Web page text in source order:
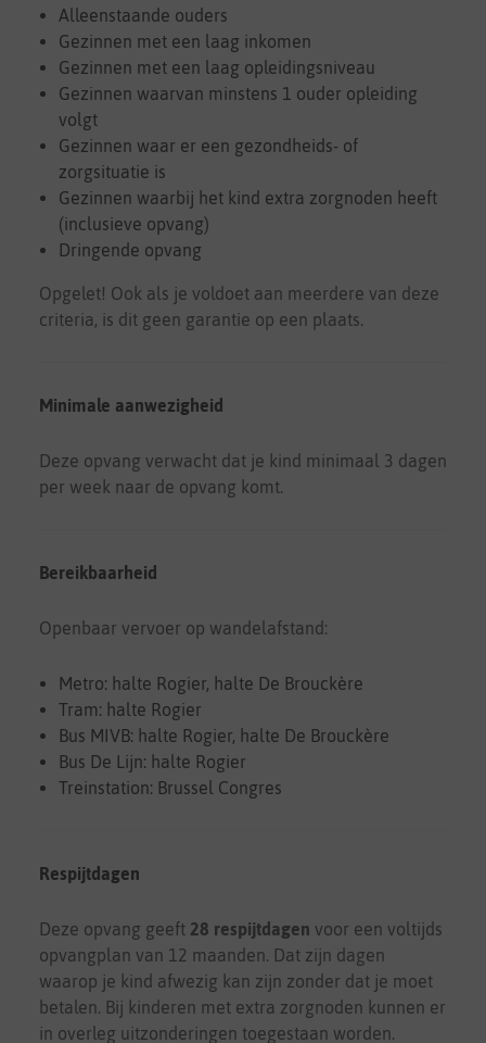
Alleenstaande ouders
Gezinnen met een laag inkomen
Gezinnen met een laag opleidingsniveau
Gezinnen waarvan minstens 1 ouder opleiding
volgt
Gezinnen waar er een gezondheids- of
zorgsituatie is
Gezinnen waarbij het kind extra zorgnoden heeft
(inclusieve opvang)
Dringende opvang
Opgelet! Ook als je voldoet aan meerdere van deze
criteria, is dit geen garantie op een plaats.
Minimale aanwezigheid
Deze opvang verwacht dat je kind minimaal 3 dagen
per week naar de opvang komt.
Bereikbaarheid
Openbaar vervoer op wandelafstand:
Metro: halte Rogier, halte De Brouckère
Tram: halte Rogier
Bus MIVB: halte Rogier, halte De Brouckère
Bus De Lijn: halte Rogier
Treinstation: Brussel Congres
Respijtdagen
Deze opvang geeft 28 respijtdagen voor een voltijds
opvangplan van 12 maanden. Dat zijn dagen
waarop je kind afwezig kan zijn zonder dat je moet
betalen. Bij kinderen met extra zorgnoden kunnen er
in overleg uitzonderingen toegestaan worden.